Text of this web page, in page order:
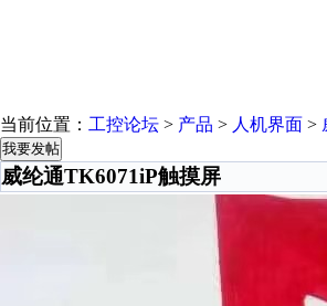
当前位置： 工控论坛 > 产品 > 人机界面 >
我要发帖
威纶通TK6071iP触摸屏